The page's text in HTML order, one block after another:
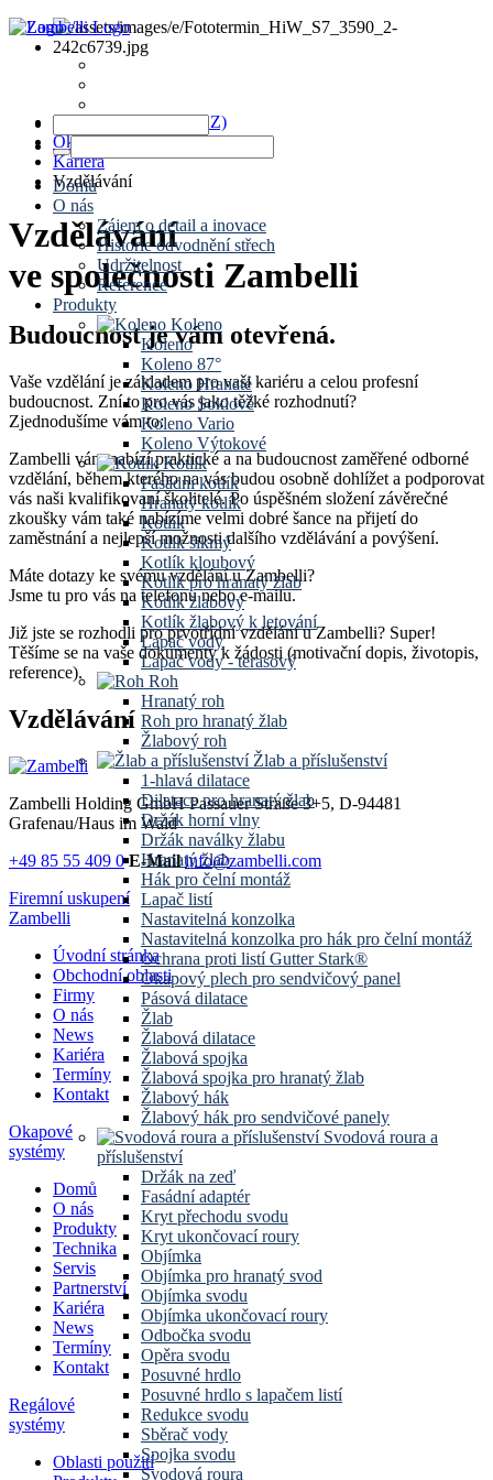
Domů
O nás
Zájem o detail a inovace
Historie odvodnění střech
Udržitelnost
Reference
Produkty
Koleno
Koleno
Koleno 87°
Koleno Hranaté
Koleno Soklové
Koleno Vario
Koleno Výtokové
Kotlík
Fasádní kotlík
Hranatý kotlík
Kotlík
Kotlík šikmý
Kotlík kloubový
Kotlík pro hranatý žlab
Kotlík žlabový
Kotlík žlabový k letování
Lapač vody
Lapač vody - terasový
Roh
Hranatý roh
Roh pro hranatý žlab
Žlabový roh
Žlab a příslušenství
1-hlavá dilatace
Dilatace pro hranatý žlab
Držák horní vlny
Držák naválky žlabu
Hranatý žlab
Hák pro čelní montáž
Lapač listí
Nastavitelná konzolka
Nastavitelná konzolka pro hák pro čelní montáž
Ochrana proti listí Gutter Stark®
Okapový plech pro sendvičový panel
Pásová dilatace
Žlab
Žlabová dilatace
Žlabová spojka
Žlabová spojka pro hranatý žlab
Žlabový hák
Žlabový hák pro sendvičové panely
Svodová roura a
příslušenství
Držák na zeď
Fasádní adaptér
Kryt přechodu svodu
Kryt ukončovací roury
Objímka
Objímka pro hranatý svod
Objímka svodu
Objímka ukončovací roury
Odbočka svodu
Opěra svodu
Posuvné hrdlo
Posuvné hrdlo s lapačem listí
Redukce svodu
Sběrač vody
Spojka svodu
Svodová roura
www.zambelli.com (CZ)
Okapové systémy
Kariéra
Vzdělávání
Vzdělávání
ve společnosti Zambelli
Budoucnost je vám otevřená.
Vaše vzdělání je základem pro vaši kariéru a celou profesní
budoucnost. Zní to pro vás jako těžké rozhodnutí?
Zjednodušíme vám to:
Zambelli vám nabízí praktické a na budoucnost zaměřené odborné
vzdělání, během kterého na vás budou osobně dohlížet a podporovat
vás naši kvalifikovaní školitelé. Po úspěšném složení závěrečné
zkoušky vám také nabízíme velmi dobré šance na přijetí do
zaměstnání a nejlepší možnosti dalšího vzdělávání a povýšení.
Máte dotazy ke svému vzdělání u Zambelli?
Jsme tu pro vás na telefonu nebo e-mailu.
Již jste se rozhodli pro prvotřídní vzdělání u Zambelli? Super!
Těšíme se na vaše dokumenty k žádosti (motivační dopis, životopis,
reference).
Vzdělávání
Zambelli Holding GmbH Passauer Straße 3+5, D-94481
Grafenau/Haus im Wald
+49 85 55 409 0 E-Mail info@zambelli.com
Firemní uskupení
Zambelli
Úvodní stránka
Obchodní oblasti
Firmy
O nás
News
Kariéra
Termíny
Kontakt
Okapové
systémy
Domů
O nás
Produkty
Technika
Servis
Partnerství
Kariéra
News
Termíny
Kontakt
Regálové
systémy
Oblasti použití